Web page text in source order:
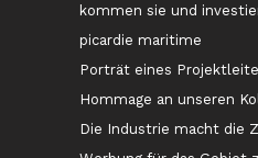
kommen sie und
picardie maritime
Porträt eines
Hommage an unseren
Die Industrie macht die